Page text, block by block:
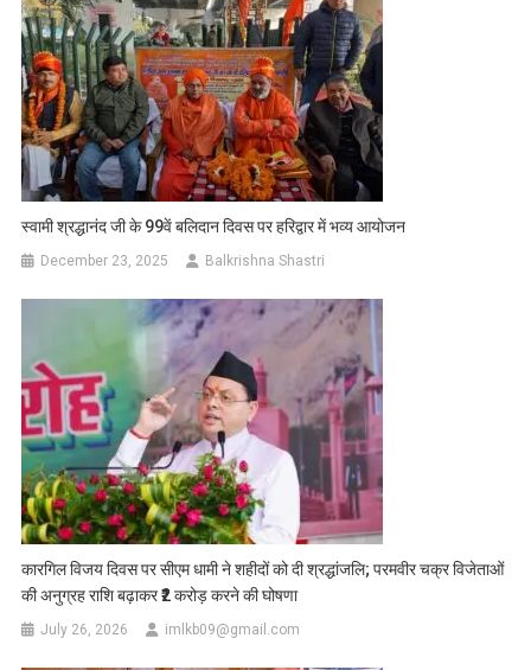
स्वामी श्रद्धानंद जी के 99वें बलिदान दिवस पर हरिद्वार में भव्य आयोजन
December 23, 2025 Balkrishna Shastri
कारगिल विजय दिवस पर सीएम धामी ने शहीदों को दी श्रद्धांजलि; परमवीर चक्र विजेताओं
की अनुग्रह राशि बढ़ाकर ₹2 करोड़ करने की घोषणा
July 26, 2026 imlkb09@gmail.com